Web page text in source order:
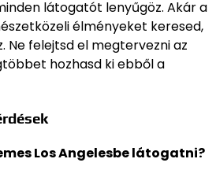
látogatót lenyűgöz. Akár a
élményeket keresed,
Ne felejtsd el megtervezni az
hozhasd ki ebből a
Los Angelesbe látogatni?